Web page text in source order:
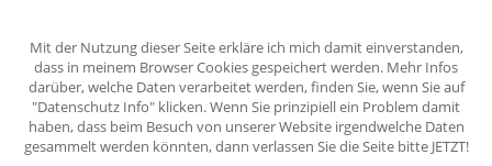
Mit der Nutzung dieser Seite erkläre ich mich damit einverstanden,
dass in meinem Browser Cookies gespeichert werden. Mehr Infos
darüber, welche Daten verarbeitet werden, finden Sie, wenn Sie auf
"Datenschutz Info" klicken. Wenn Sie prinzipiell ein Problem damit
haben, dass beim Besuch von unserer Website irgendwelche Daten
gesammelt werden könnten, dann verlassen Sie die Seite bitte JETZT!